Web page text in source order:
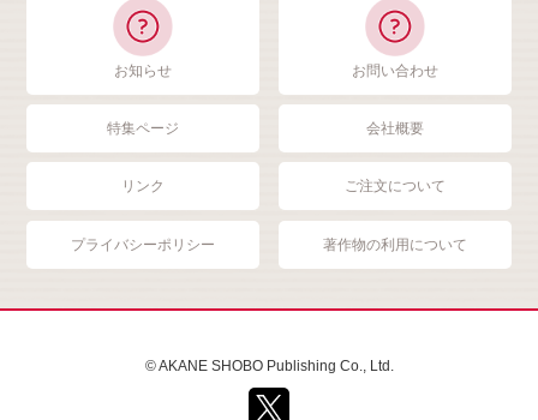
お知らせ お問い合わせ
特集ページ 会社概要
リンク ご注文について
プライバシーポリシー 著作物の利用について
© AKANE SHOBO Publishing Co., Ltd.